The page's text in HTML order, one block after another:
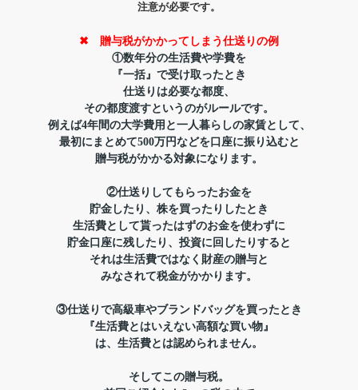
注意が必要です。
✖ 贈与税がかかってしまう仕送りの例
①数年分の生活費や学費を
『一括』で受け取ったとき
仕送りは必要な都度、
その都度渡すというのがルールです。
例えば4年間の大学費用と一人暮らしの家賃として、
最初にまとめて500万円などを口座に振り込むと
贈与税がかかる対象になります。
②仕送りしてもらったお金を
貯金したり、株を買ったりしたとき
生活費として貰ったはずのお金を使わずに
貯金口座に残したり、投資に回したりすると
それは生活費ではなく財産の贈与と
みなされて税金がかかります。
③仕送りで高級車やブランドバッグを買ったとき
『生活費とはいえない高額な買い物』
は、 生活費とは認められません。
そしてこの贈与税。